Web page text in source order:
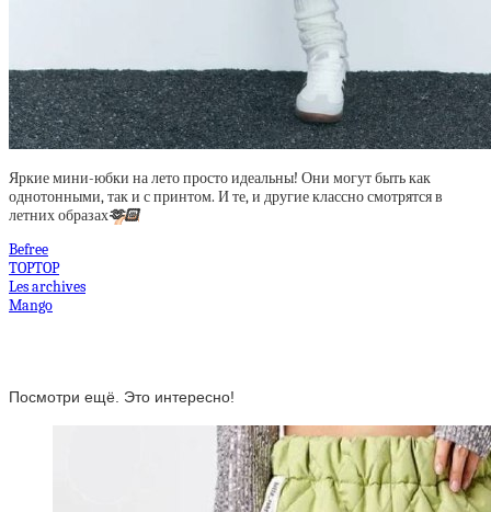
Яркие мини-юбки на лето просто идеальны! Они могут быть как
однотонными, так и с принтом. И те, и другие классно смотрятся в
летних образах🫶🏻
Befree
TOPTOP
Les archives
Mango
Посмотри ещё. Это интересно!